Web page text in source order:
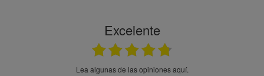
Excelente
Lea algunas de las opiniones aquí.